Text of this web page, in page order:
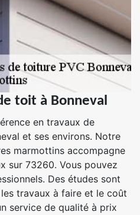
toit à Bonneval
en travaux de
et ses environs. Notre
marmottins accompagne
sur 73260. Vous pouvez
Des études sont
travaux à faire et le coût
service de qualité à prix